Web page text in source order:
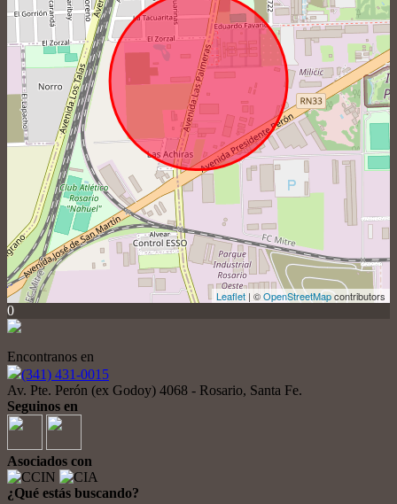
Leaflet | ©OpenStreetMapcontributors
0
Encontranos en
(341) 431-0015
Av. Pte. Perón (ex Godoy) 4068 - Rosario, Santa Fe.
Seguinos en
Asociados con
¿Qué estás buscando?